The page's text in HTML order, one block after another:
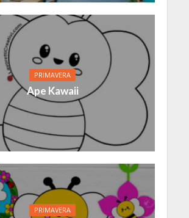
PRIMAVERA
Ape Kawaii
PRIMAVERA